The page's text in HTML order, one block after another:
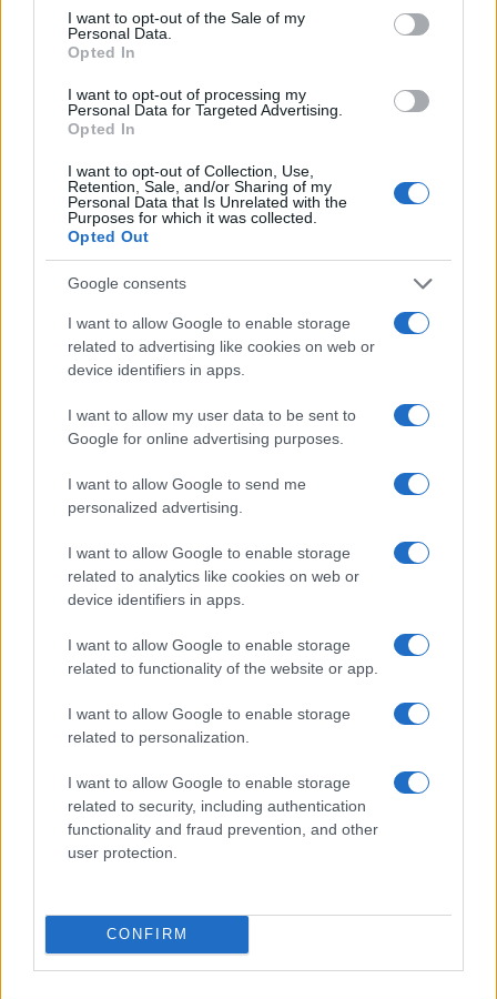
consent section.
I want to opt-out of the Sale of my
Personal Data.
Opted In
I want to opt-out of processing my
Personal Data for Targeted Advertising.
Opted In
I want to opt-out of Collection, Use,
Retention, Sale, and/or Sharing of my
Personal Data that Is Unrelated with the
Purposes for which it was collected.
Opted Out
Google consents
I want to allow Google to enable storage
related to advertising like cookies on web or
device identifiers in apps.
I want to allow my user data to be sent to
Google for online advertising purposes.
I want to allow Google to send me
personalized advertising.
I want to allow Google to enable storage
related to analytics like cookies on web or
device identifiers in apps.
I want to allow Google to enable storage
related to functionality of the website or app.
I want to allow Google to enable storage
related to personalization.
I want to allow Google to enable storage
related to security, including authentication
functionality and fraud prevention, and other
user protection.
CONFIRM
Continua a leggere
Don Antonio Mazzi: l’ultimo saluto a Milano tra
emozioni e canti
NEWS